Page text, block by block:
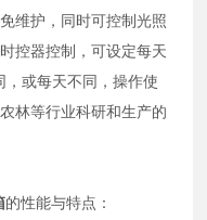
维护，同时可控制光照
控器控制，可设定每天
或每天不同，操作使
林等行业科研和生产的
的性能与特点：